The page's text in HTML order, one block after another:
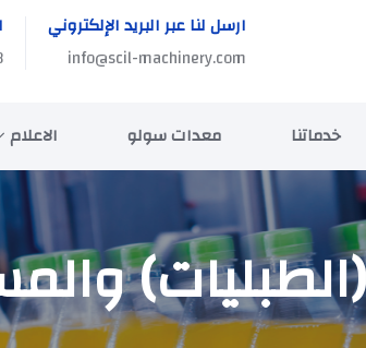
ارسل لنا عبر البريد الإلكتروني
info@scil-machinery.com
خدماتنا معدات سولو الاعلام